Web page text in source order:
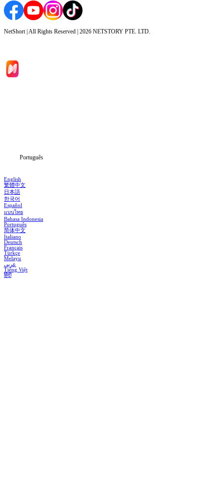
NetShort | All Rights Reserved | 2026 NETSTORY PTE. LTD.
Português
English
繁體中文
日本語
한국어
Español
แบบไทย
Bahasa Indonesia
Português
简体中文
Italiano
Deutsch
Français
Türkçe
Melayu
عربي
Tiếng Việt
हिंदी